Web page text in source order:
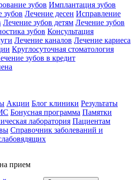
зубов Имплантация зубов
зубов Лечение десен Исправление
Лечение зубов детям Лечение зубов
зубов Консультация
Лечение каналов Лечение кариеса
Круглосуточная стоматология
зубов в кредит
Акции Блог клиники Результаты
Бонусная программа Памятки
лаборатория Пациентам
Справочник заболеваний и
прием